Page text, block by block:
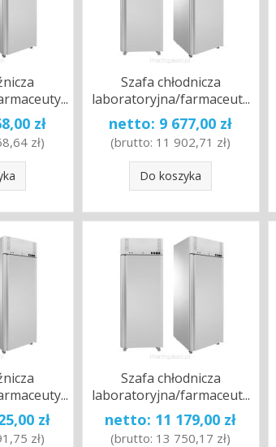
zł
zł)
Szafa chłodnicza
laboratoryjna/farmaceut...
netto: 9 677,00 zł
(brutto: 11 902,71 zł)
Do koszyka
zł
zł)
Szafa chłodnicza
laboratoryjna/farmaceut...
netto: 11 179,00 zł
(brutto: 13 750,17 zł)